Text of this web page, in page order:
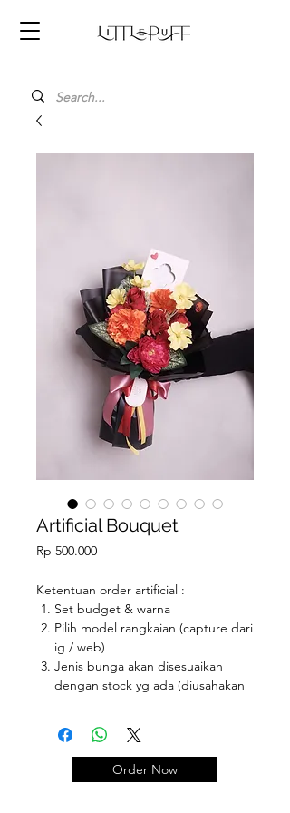
Artificial Bouquet
Rp 500.000Price
Ketentuan order artificial :
Set budget & warna
Pilih model rangkaian (capture dari
ig / web)
Jenis bunga akan disesuaikan
dengan stock yg ada (diusahakan
stock tidak ada, akan dipilihkan
dgn opsi yg terbaik)
Vase menyesuaikan dgn stock yg
ada (bila stock kosong, akan
Order Now